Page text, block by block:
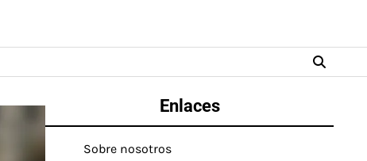
Enlaces
Sobre nosotros